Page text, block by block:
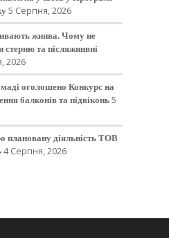
5 Серпня, 2026
жнива. Чому не
та післяжнивні
2026
оголошено Конкурс на
балконів та підвіконь5
плановану діяльність ТОВ
4 Серпня, 2026